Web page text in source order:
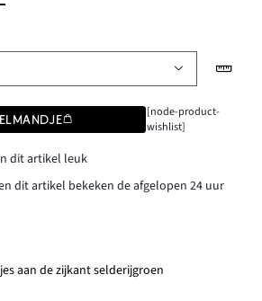
[node-product-
wishlist]
dit artikel leuk
dit artikel bekeken de afgelopen 24 uur
aan de zijkant selderijgroen